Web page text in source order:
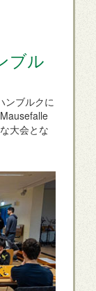
ブル
ンブルクに
大会とな